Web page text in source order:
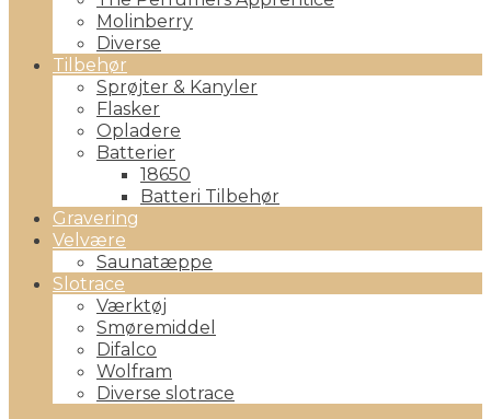
Molinberry
Diverse
Tilbehør
Sprøjter & Kanyler
Flasker
Opladere
Batterier
18650
Batteri Tilbehør
Gravering
Velvære
Saunatæppe
Slotrace
Værktøj
Smøremiddel
Difalco
Wolfram
Diverse slotrace